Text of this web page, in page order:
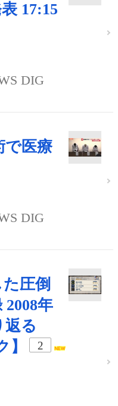
17:15
DIG
で医療
DIG
圧倒
年
る
】
2